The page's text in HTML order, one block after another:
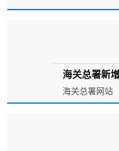
海关总署新
海关总署网站